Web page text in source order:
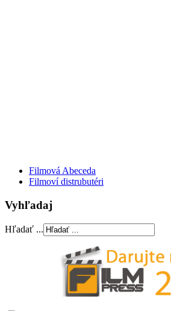
Filmová Abeceda
Filmoví distrubutéri
Vyhľadaj
Hľadať ...